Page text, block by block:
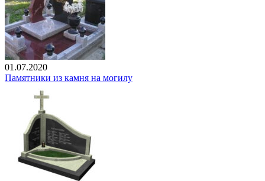
01.07.2020
Памятники из камня на могилу